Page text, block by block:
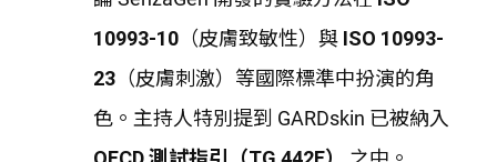
10993-10 （皮膚致敏性）與 ISO 10993-
23 （皮膚刺激）等國際標準中扮演的角
色。主持人特別提到 GARDskin 已被納入